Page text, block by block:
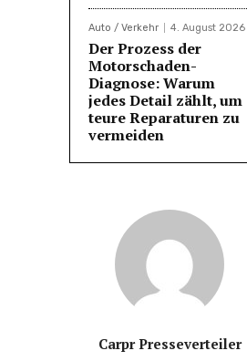
Auto / Verkehr 4. August 2026
Der Prozess der
Motorschaden-
Diagnose: Warum
jedes Detail zählt, um
teure Reparaturen zu
vermeiden
Carpr Presseverteiler